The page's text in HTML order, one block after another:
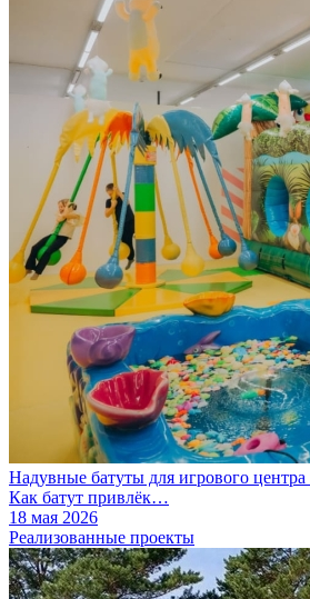
Надувные батуты для игрового центра
Как батут привлёк…
18 мая 2026
Реализованные проекты